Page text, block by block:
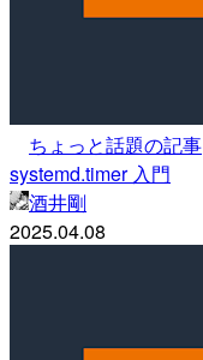
ちょっと話題の記事
systemd.timer 入門
酒井剛
2025.04.08